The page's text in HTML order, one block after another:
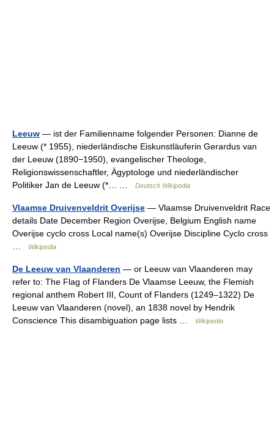
Leeuw — ist der Familienname folgender Personen: Dianne de
Leeuw (* 1955), niederländische Eiskunstläuferin Gerardus van
der Leeuw (1890−1950), evangelischer Theologe,
Religionswissenschaftler, Ägyptologe und niederländischer
Politiker Jan de Leeuw (*… …
Deutsch Wikipedia
Vlaamse Druivenveldrit Overijse — Vlaamse Druivenveldrit Race
details Date December Region Overijse, Belgium English name
Overijse cyclo cross Local name(s) Overijse Discipline Cyclo cross
Wikipedia
De Leeuw van Vlaanderen — or Leeuw van Vlaanderen may
refer to: The Flag of Flanders De Vlaamse Leeuw, the Flemish
regional anthem Robert III, Count of Flanders (1249–1322) De
Leeuw van Vlaanderen (novel), an 1838 novel by Hendrik
Conscience This disambiguation page lists …
Wikipedia